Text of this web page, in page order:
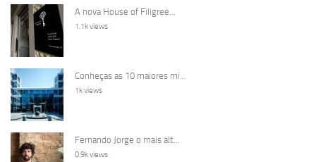
A nova House of Filigree...
1.1k views
Conheças as 10 maiores mi...
1k views
Fernando Jorge o mais alt...
0.9k views